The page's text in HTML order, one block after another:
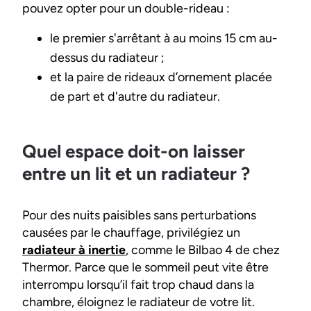
pouvez opter pour un double-rideau :
le premier s'arrêtant à au moins 15 cm au-
dessus du radiateur ;
et la paire de rideaux d’ornement placée
de part et d'autre du radiateur.
Quel espace doit-on laisser
entre un lit et un radiateur ?
Pour des nuits paisibles sans perturbations
causées par le chauffage, privilégiez un
radiateur à inertie, comme le Bilbao 4 de chez
Thermor. Parce que le sommeil peut vite être
interrompu lorsqu’il fait trop chaud dans la
chambre, éloignez le radiateur de votre lit.